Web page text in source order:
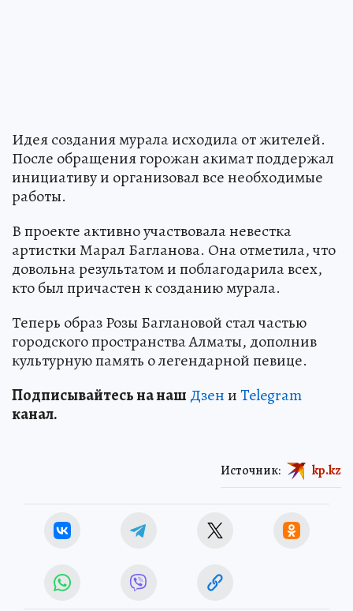
Идея создания мурала исходила от жителей.
После обращения горожан акимат поддержал
инициативу и организовал все необходимые
работы.
В проекте активно участвовала невестка
артистки Марал Багланова. Она отметила, что
довольна результатом и поблагодарила всех,
кто был причастен к созданию мурала.
Теперь образ Розы Баглановой стал частью
городского пространства Алматы, дополнив
культурную память о легендарной певице.
Подписывайтесь на наш ДзениTelegram
канал.
Источник: kp.kz